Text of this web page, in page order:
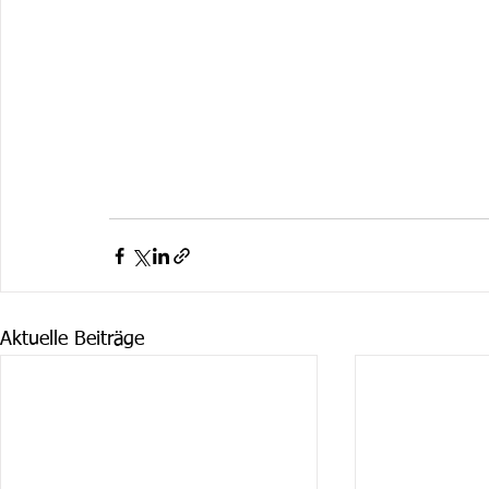
Aktuelle Beiträge